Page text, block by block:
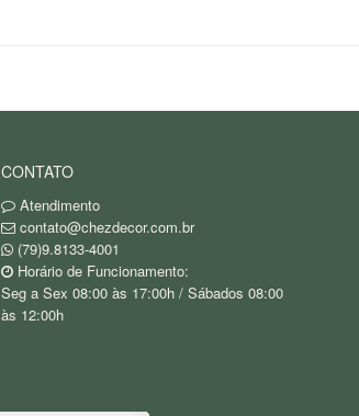
CONTATO
Atendimento
contato@chezdecor.com.br
(79)9.8133-4001
Horário de Funcionamento:
Seg a Sex 08:00 às 17:00h / Sábados 08:00
às 12:00h